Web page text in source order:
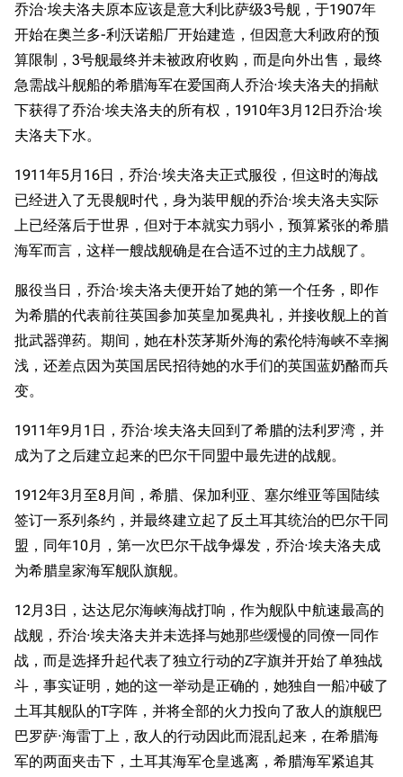
乔治·埃夫洛夫原本应该是意大利比萨级3号舰，于1907年
开始在奥兰多-利沃诺船厂开始建造，但因意大利政府的预
算限制，3号舰最终并未被政府收购，而是向外出售，最终
急需战斗舰船的希腊海军在爱国商人乔治·埃夫洛夫的捐献
下获得了乔治·埃夫洛夫的所有权，1910年3月12日乔治·埃
夫洛夫下水。
1911年5月16日，乔治·埃夫洛夫正式服役，但这时的海战
已经进入了无畏舰时代，身为装甲舰的乔治·埃夫洛夫实际
上已经落后于世界，但对于本就实力弱小，预算紧张的希腊
海军而言，这样一艘战舰确是在合适不过的主力战舰了。
服役当日，乔治·埃夫洛夫便开始了她的第一个任务，即作
为希腊的代表前往英国参加英皇加冕典礼，并接收舰上的首
批武器弹药。期间，她在朴茨茅斯外海的索伦特海峡不幸搁
浅，还差点因为英国居民招待她的水手们的英国蓝奶酪而兵
变。
1911年9月1日，乔治·埃夫洛夫回到了希腊的法利罗湾，并
成为了之后建立起来的巴尔干同盟中最先进的战舰。
1912年3月至8月间，希腊、保加利亚、塞尔维亚等国陆续
签订一系列条约，并最终建立起了反土耳其统治的巴尔干同
盟，同年10月，第一次巴尔干战争爆发，乔治·埃夫洛夫成
为希腊皇家海军舰队旗舰。
12月3日，达达尼尔海峡海战打响，作为舰队中航速最高的
战舰，乔治·埃夫洛夫并未选择与她那些缓慢的同僚一同作
战，而是选择升起代表了独立行动的Z字旗并开始了单独战
斗，事实证明，她的这一举动是正确的，她独自一船冲破了
土耳其舰队的T字阵，并将全部的火力投向了敌人的旗舰巴
巴罗萨·海雷丁上，敌人的行动因此而混乱起来，在希腊海
军的两面夹击下，土耳其海军仓皇逃离，希腊海军紧追其